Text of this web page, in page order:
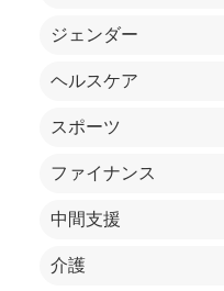
ジェンダー
ヘルスケア
スポーツ
ファイナンス
中間支援
介護